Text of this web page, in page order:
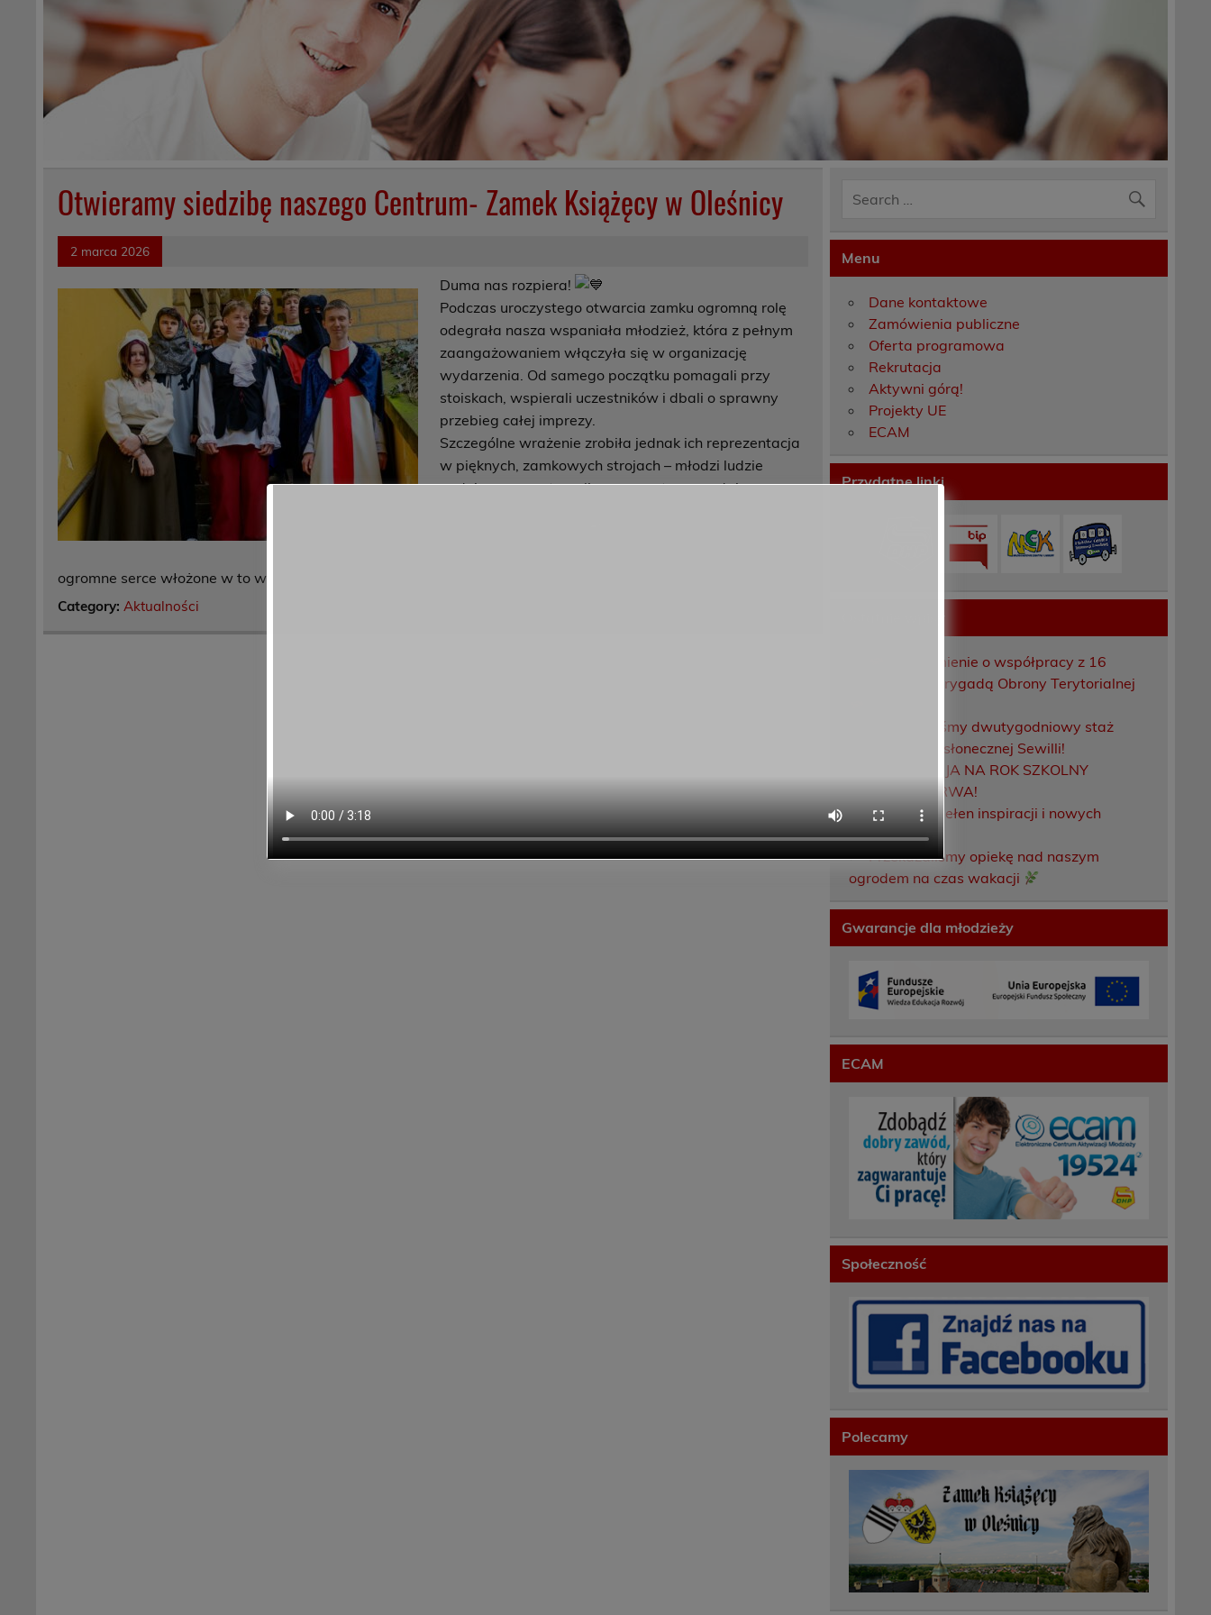
Otwieramy siedzibę naszego Centrum- Zamek Książęcy w Oleśnicy
2 marca 2026
Duma nas rozpiera!
Podczas uroczystego otwarcia zamku ogromną rolę
odegrała nasza wspaniała młodzież, która z pełnym
zaangażowaniem włączyła się w organizację
wydarzenia. Od samego początku pomagali przy
stoiskach, wspierali uczestników i dbali o sprawny
przebieg całej imprezy.
Szczególne wrażenie zrobiła jednak ich reprezentacja
w pięknych, zamkowych strojach – młodzi ludzie
godnie reprezentowali nasze centrum, nadając
ogromne serce włożone w to wydarzenie.
Category: Aktualności
Menu
Dane kontaktowe
Zamówienia publiczne
Oferta programowa
Rekrutacja
Aktywni górą!
Projekty UE
ECAM
Przydatne linki
Porozumienie o współpracy z 16
Dolnośląską Brygadą Obrony Terytorialnej
Zakończyliśmy dwutygodniowy staż
zawodowy w słonecznej Sewilli!
REKRUTACJA NA ROK SZKOLNY
2026/2027 TRWA!
Weekend pełen inspiracji i nowych
doświadczeń!
Przekazaliśmy opiekę nad naszym
ogrodem na czas wakacji
Gwarancje dla młodzieży
ECAM
Społeczność
Polecamy
✕